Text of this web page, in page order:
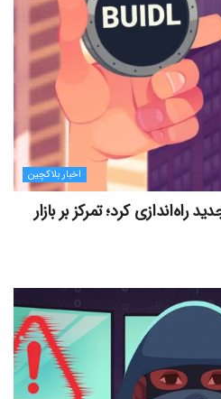
اخبار بلاکچین
کرد؛ تمرکز بر بازار